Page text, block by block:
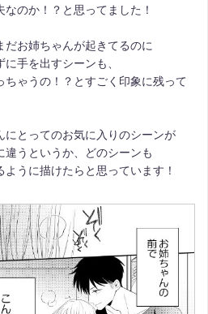
のか！？と思ってました！
お姉ちゃんが起きてるのに
手を出すシーンも、
ちゃうの！？とすごく印象に残って
にとってのお気に入りのシーンが
うというか、どのシーンも
うに描けたらと思っています！